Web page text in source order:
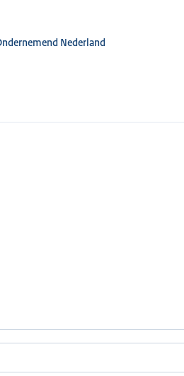
Nederland